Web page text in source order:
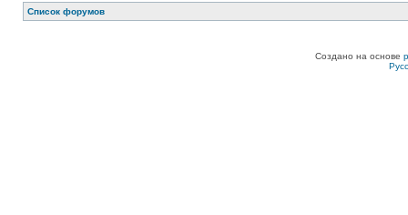
Список форумов
Создано на основе